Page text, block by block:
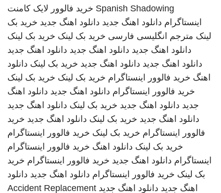
Spanish Shadowing خرید فالوور لایک کامنت
اینستاگرام دانلود اهنگ جدید دانلود اهنگ جدید خرید بک
لینک مترجم انگلیسی فارسی خرید بک لینک خرید بک لینک
دانلود اهنگ جدید دانلود اهنگ جدید دانلود اهنگ جدید
دانلود اهنگ جدید دانلود اهنگ جدید خرید بک لینک دانلود
اهنگ خرید فالوور اینستاگرام خرید بک لینک خرید بک لینک
خرید فالوور اینستاگرام دانلود اهنگ جدید دانلود اهنگ
جدید دانلود اهنگ جدید خرید بک لینک دانلود اهنگ جدید
دانلود اهنگ جدید خرید بک لینک دانلود اهنگ جدید خرید
فالوور اینستاگرام خرید بک لینک خرید فالوور اینستاگرام
خرید بک لینک دانلود اهنگ خرید فالوور اینستاگرام
اینستاگرام دانلود اهنگ جدید خرید فالوور اینستاگرام خرید
بک لینک خرید فالوور اینستاگرام دانلود اهنگ جدید دانلود
اهنگ جدید دانلود اهنگ جدید Accident Replacement